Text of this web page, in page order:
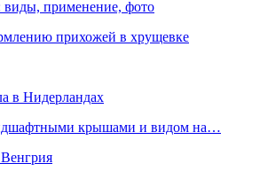
виды, применение, фото
прихожей в хрущевке
в Нидерландах
крышами и видом на…